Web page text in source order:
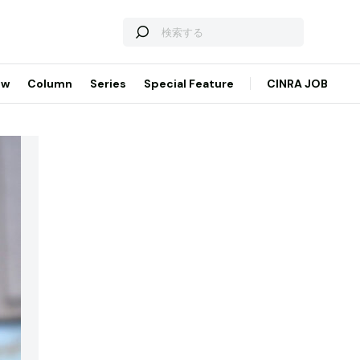
Column Series Special Feature CINRA JOB